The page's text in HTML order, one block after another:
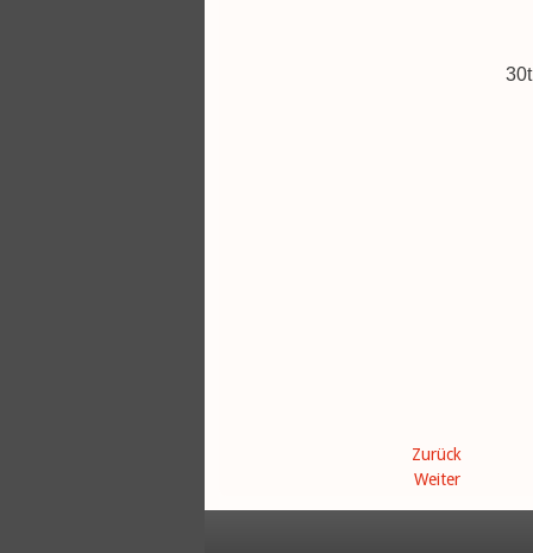
Zurück
Weiter